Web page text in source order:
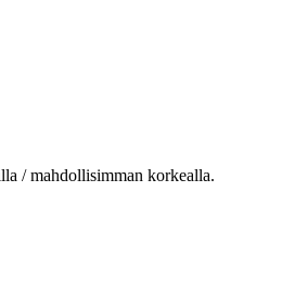
/ mahdollisimman korkealla.